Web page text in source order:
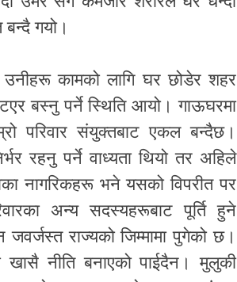
बन्दै गयो।
उनीहरू कामको लागि घर छोडेर शहर
बस्नु पर्ने स्थिति आयो। गाऊघरमा
परिवार संयुक्तबाट एकल बन्दैछ।
रहनु पर्ने वाध्यता थियो तर अहिले
नागरिकहरू भने यसको विपरीत पर
अन्य सदस्यहरूबाट पूर्ति हुने
राज्यको जिम्मामा पुगेको छ।
नीति बनाएको पाईदैन। मुलुकी